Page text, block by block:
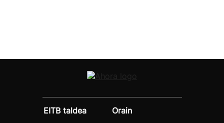
EITB taldea
Orain